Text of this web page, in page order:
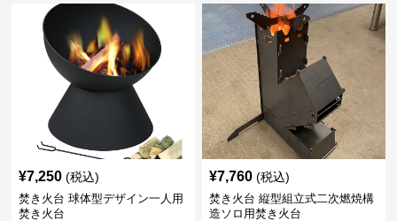
¥7,250 (税込)
焚き火台 球体型デザイン一人用
焚き火台
¥7,760 (税込)
焚き火台 縦型組立式二次燃焼構
造ソロ用焚き火台